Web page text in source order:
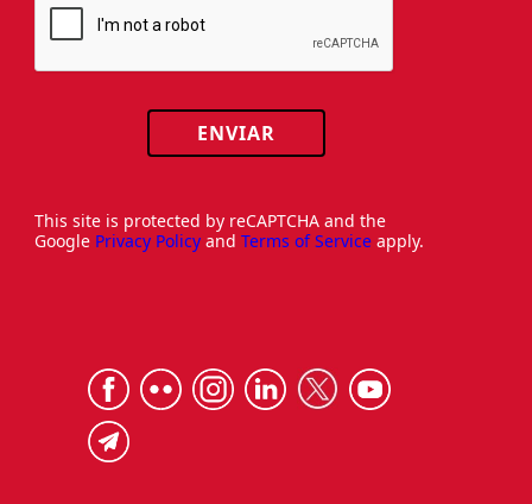
ENVIAR
This site is protected by reCAPTCHA and the
Google Privacy Policy and Terms of Service apply.